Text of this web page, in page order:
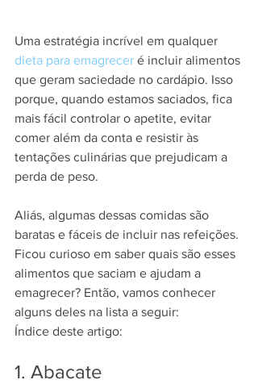
Uma estratégia incrível em qualquer
dieta para emagrecer é incluir alimentos
que geram saciedade no cardápio. Isso
porque, quando estamos saciados, fica
mais fácil controlar o apetite, evitar
comer além da conta e resistir às
tentações culinárias que prejudicam a
perda de peso.
Aliás, algumas dessas comidas são
baratas e fáceis de incluir nas refeições.
Ficou curioso em saber quais são esses
alimentos que saciam e ajudam a
emagrecer? Então, vamos conhecer
alguns deles na lista a seguir:
Índice deste artigo:
1. Abacate